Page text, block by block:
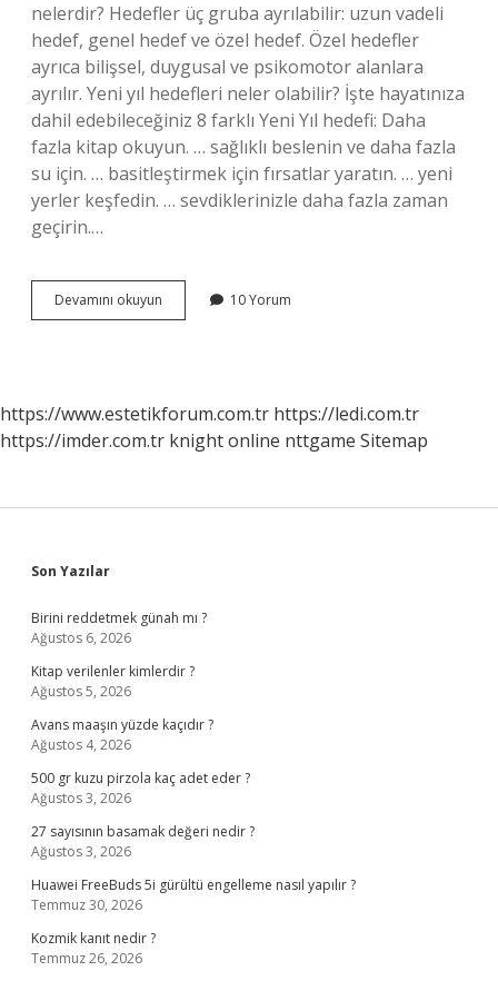
nelerdir? Hedefler üç gruba ayrılabilir: uzun vadeli
hedef, genel hedef ve özel hedef. Özel hedefler
ayrıca bilişsel, duygusal ve psikomotor alanlara
ayrılır. Yeni yıl hedefleri neler olabilir? İşte hayatınıza
dahil edebileceğiniz 8 farklı Yeni Yıl hedefi: Daha
fazla kitap okuyun. … sağlıklı beslenin ve daha fazla
su için. … basitleştirmek için fırsatlar yaratın. … yeni
yerler keşfedin. … sevdiklerinizle daha fazla zaman
geçirin.…
Devamını okuyun
Insanın
10 Yorum
https://www.estetikforum.com.tr https://ledi.com.tr
https://imder.com.tr knight online nttgame Sitemap
Sidebar
Son Yazılar
Birini reddetmek günah mı ?
Ağustos 6, 2026
Kitap verilenler kimlerdir ?
Ağustos 5, 2026
Avans maaşın yüzde kaçıdır ?
Ağustos 4, 2026
500 gr kuzu pirzola kaç adet eder ?
Ağustos 3, 2026
27 sayısının basamak değeri nedir ?
Ağustos 3, 2026
Huawei FreeBuds 5i gürültü engelleme nasıl yapılır ?
Temmuz 30, 2026
Kozmik kanıt nedir ?
Temmuz 26, 2026